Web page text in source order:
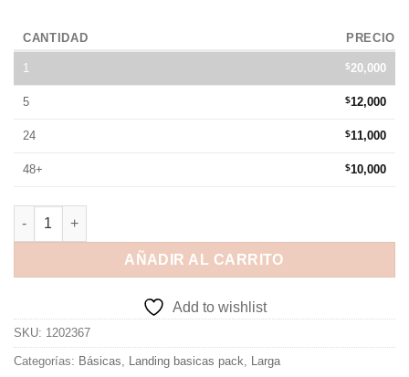
CANTIDAD PRECIO
1 $20,000
5 $12,000
24 $11,000
48+ $10,000
AÑADIR AL CARRITO
Add to wishlist
SKU: 1202367
Categorías: Básicas, Landing basicas pack, Larga